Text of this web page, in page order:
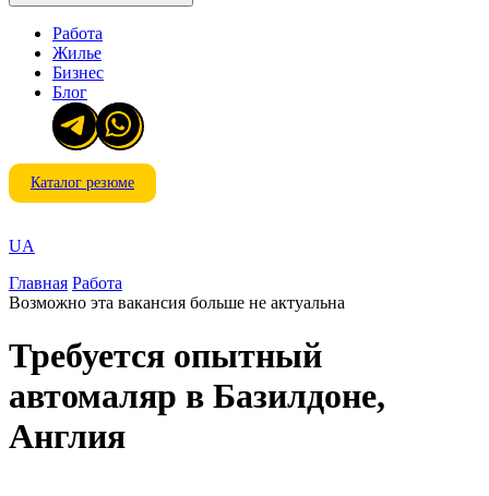
Работа
Жилье
Бизнес
Блог
Каталог резюме
UA
Главная Работа
Возможно эта вакансия больше не актуальна
Требуется опытный
автомаляр в Базилдоне,
Англия